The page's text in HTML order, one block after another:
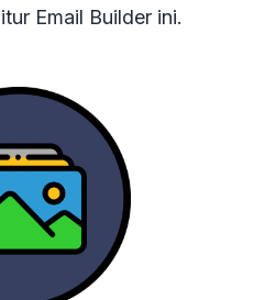
Email Builder ini.